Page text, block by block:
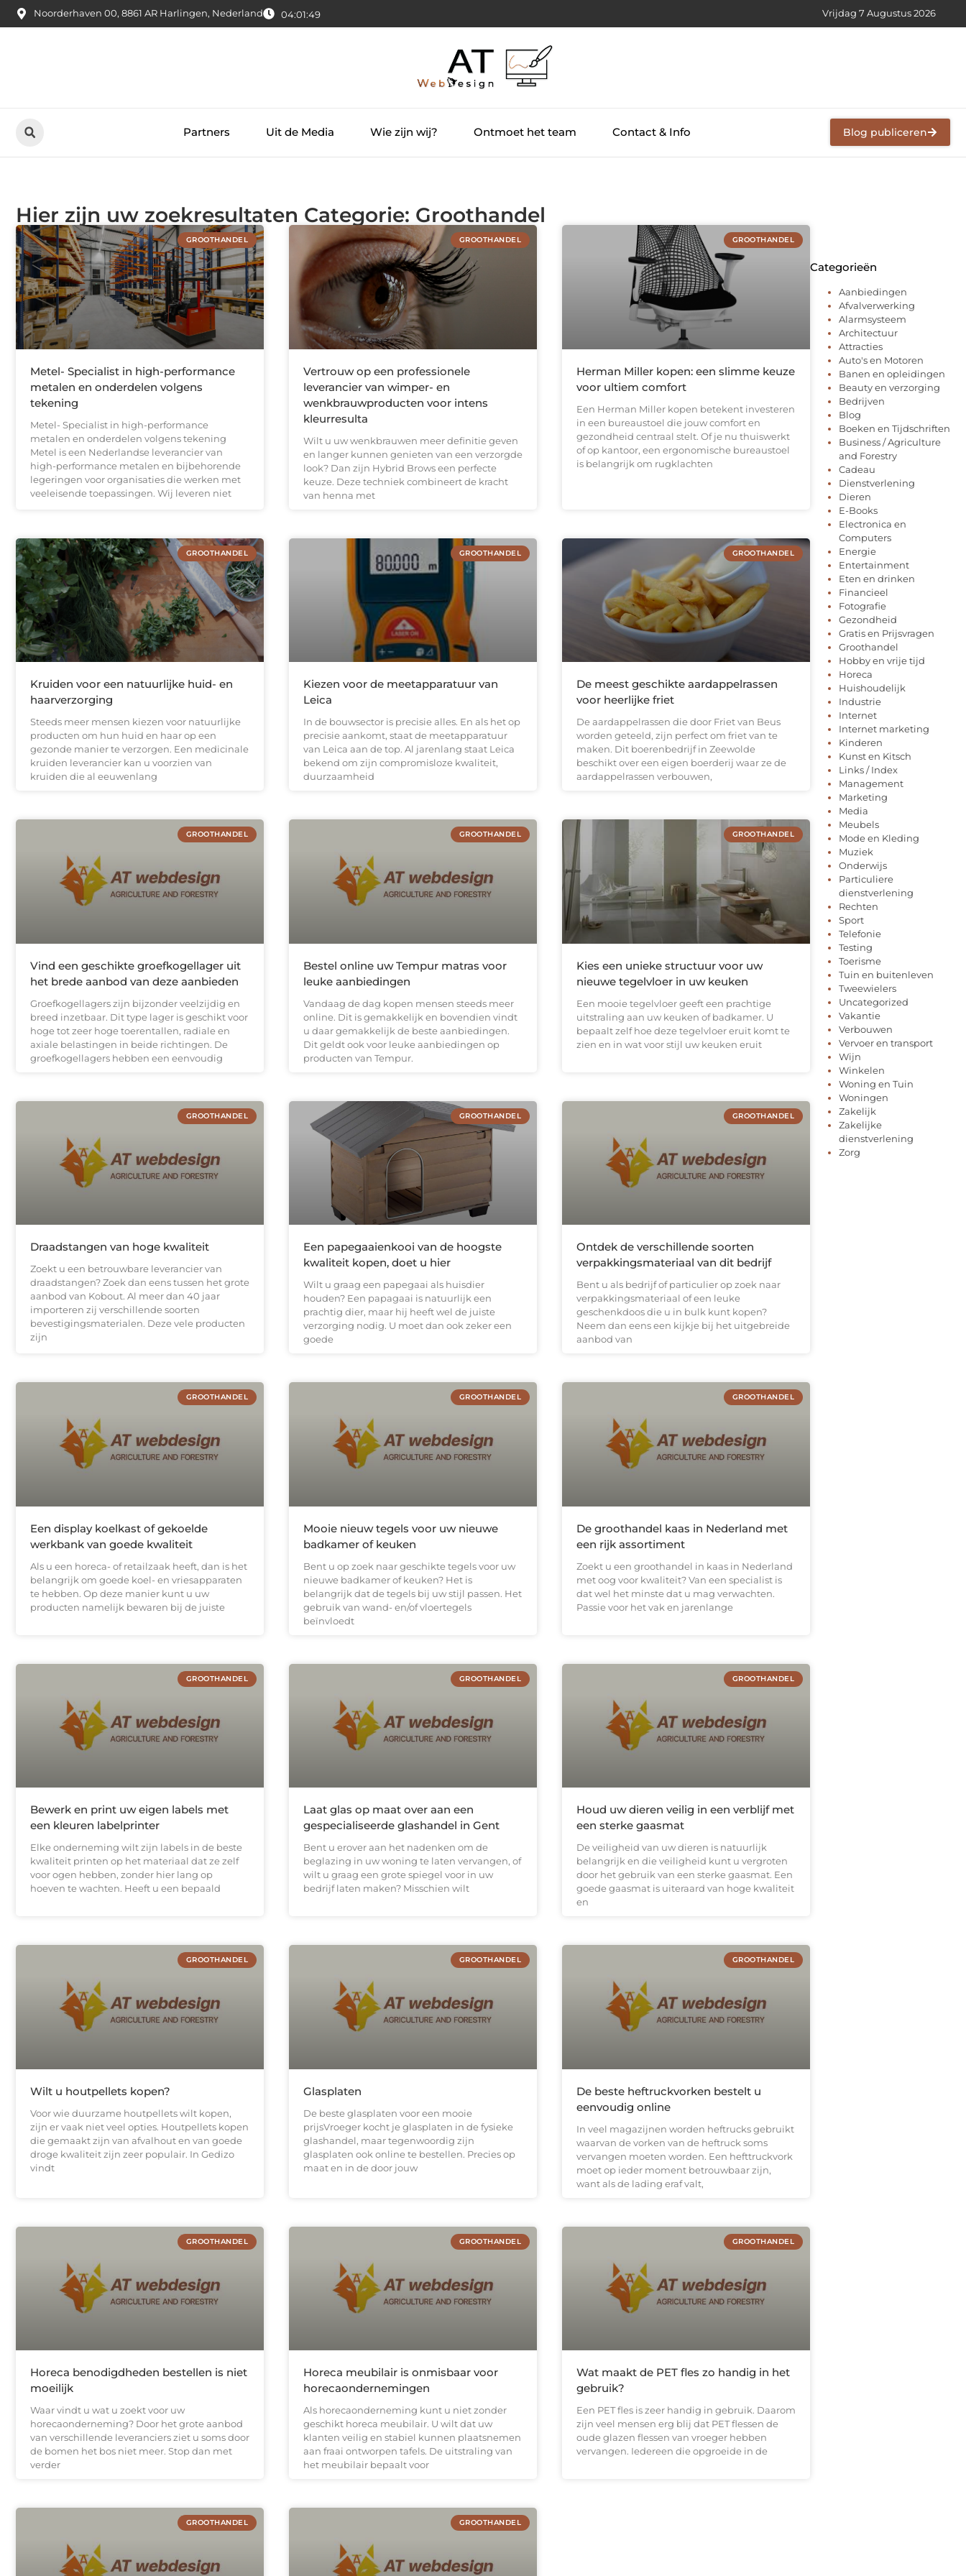
Noorderhaven 00, 8861 AR Harlingen, Nederland 04:01:50 Vrijdag 7 Augustus 2026
Partners Uit de Media Wie zijn wij? Ontmoet het team Contact & Info Blog publiceren
Hier zijn uw zoekresultaten Categorie: Groothandel
GROOTHANDEL
Metel- Specialist in high-performance
metalen en onderdelen volgens
tekening
Metel- Specialist in high-performance
metalen en onderdelen volgens tekening
Metel is een Nederlandse leverancier van
high-performance metalen en bijbehorende
legeringen voor organisaties die werken met
veeleisende toepassingen. Wij leveren niet
GROOTHANDEL
Vertrouw op een professionele
leverancier van wimper- en
wenkbrauwproducten voor intens
kleurresulta
Wilt u uw wenkbrauwen meer definitie geven
en langer kunnen genieten van een verzorgde
look? Dan zijn Hybrid Brows een perfecte
keuze. Deze techniek combineert de kracht
van henna met
GROOTHANDEL
Herman Miller kopen: een slimme keuze
voor ultiem comfort
Een Herman Miller kopen betekent investeren
in een bureaustoel die jouw comfort en
gezondheid centraal stelt. Of je nu thuiswerkt
of op kantoor, een ergonomische bureaustoel
is belangrijk om rugklachten
GROOTHANDEL
Kruiden voor een natuurlijke huid- en
haarverzorging
Steeds meer mensen kiezen voor natuurlijke
producten om hun huid en haar op een
gezonde manier te verzorgen. Een medicinale
kruiden leverancier kan u voorzien van
kruiden die al eeuwenlang
GROOTHANDEL
Kiezen voor de meetapparatuur van
Leica
In de bouwsector is precisie alles. En als het op
precisie aankomt, staat de meetapparatuur
van Leica aan de top. Al jarenlang staat Leica
bekend om zijn compromisloze kwaliteit,
duurzaamheid
GROOTHANDEL
De meest geschikte aardappelrassen
voor heerlijke friet
De aardappelrassen die door Friet van Beus
worden geteeld, zijn perfect om friet van te
maken. Dit boerenbedrijf in Zeewolde
beschikt over een eigen boerderij waar ze de
aardappelrassen verbouwen,
GROOTHANDEL
Vind een geschikte groefkogellager uit
het brede aanbod van deze aanbieden
Groefkogellagers zijn bijzonder veelzijdig en
breed inzetbaar. Dit type lager is geschikt voor
hoge tot zeer hoge toerentallen, radiale en
axiale belastingen in beide richtingen. De
groefkogellagers hebben een eenvoudig
GROOTHANDEL
Bestel online uw Tempur matras voor
leuke aanbiedingen
Vandaag de dag kopen mensen steeds meer
online. Dit is gemakkelijk en bovendien vindt
u daar gemakkelijk de beste aanbiedingen.
Dit geldt ook voor leuke aanbiedingen op
producten van Tempur.
GROOTHANDEL
Kies een unieke structuur voor uw
nieuwe tegelvloer in uw keuken
Een mooie tegelvloer geeft een prachtige
uitstraling aan uw keuken of badkamer. U
bepaalt zelf hoe deze tegelvloer eruit komt te
zien en in wat voor stijl uw keuken eruit
GROOTHANDEL
Draadstangen van hoge kwaliteit
Zoekt u een betrouwbare leverancier van
draadstangen? Zoek dan eens tussen het grote
aanbod van Kobout. Al meer dan 40 jaar
importeren zij verschillende soorten
bevestigingsmaterialen. Deze vele producten
zijn
GROOTHANDEL
Een papegaaienkooi van de hoogste
kwaliteit kopen, doet u hier
Wilt u graag een papegaai als huisdier
houden? Een papagaai is natuurlijk een
prachtig dier, maar hij heeft wel de juiste
verzorging nodig. U moet dan ook zeker een
goede
GROOTHANDEL
Ontdek de verschillende soorten
verpakkingsmateriaal van dit bedrijf
Bent u als bedrijf of particulier op zoek naar
verpakkingsmateriaal of een leuke
geschenkdoos die u in bulk kunt kopen?
Neem dan eens een kijkje bij het uitgebreide
aanbod van
GROOTHANDEL
Een display koelkast of gekoelde
werkbank van goede kwaliteit
Als u een horeca- of retailzaak heeft, dan is het
belangrijk om goede koel- en vriesapparaten
te hebben. Op deze manier kunt u uw
producten namelijk bewaren bij de juiste
GROOTHANDEL
Mooie nieuw tegels voor uw nieuwe
badkamer of keuken
Bent u op zoek naar geschikte tegels voor uw
nieuwe badkamer of keuken? Het is
belangrijk dat de tegels bij uw stijl passen. Het
gebruik van wand- en/of vloertegels
beïnvloedt
GROOTHANDEL
De groothandel kaas in Nederland met
een rijk assortiment
Zoekt u een groothandel in kaas in Nederland
met oog voor kwaliteit? Van een specialist is
dat wel het minste dat u mag verwachten.
Passie voor het vak en jarenlange
GROOTHANDEL
Bewerk en print uw eigen labels met
een kleuren labelprinter
Elke onderneming wilt zijn labels in de beste
kwaliteit printen op het materiaal dat ze zelf
voor ogen hebben, zonder hier lang op
hoeven te wachten. Heeft u een bepaald
GROOTHANDEL
Laat glas op maat over aan een
gespecialiseerde glashandel in Gent
Bent u erover aan het nadenken om de
beglazing in uw woning te laten vervangen, of
wilt u graag een grote spiegel voor in uw
bedrijf laten maken? Misschien wilt
GROOTHANDEL
Houd uw dieren veilig in een verblijf met
een sterke gaasmat
De veiligheid van uw dieren is natuurlijk
belangrijk en die veiligheid kunt u vergroten
door het gebruik van een sterke gaasmat. Een
goede gaasmat is uiteraard van hoge kwaliteit
en
GROOTHANDEL
Wilt u houtpellets kopen?
Voor wie duurzame houtpellets wilt kopen,
zijn er vaak niet veel opties. Houtpellets kopen
die gemaakt zijn van afvalhout en van goede
droge kwaliteit zijn zeer populair. In Gedizo
vindt
GROOTHANDEL
Glasplaten
De beste glasplaten voor een mooie
prijsVroeger kocht je glasplaten in de fysieke
glashandel, maar tegenwoordig zijn
glasplaten ook online te bestellen. Precies op
maat en in de door jouw
GROOTHANDEL
De beste heftruckvorken bestelt u
eenvoudig online
In veel magazijnen worden heftrucks gebruikt
waarvan de vorken van de heftruck soms
vervangen moeten worden. Een hefttruckvork
moet op ieder moment betrouwbaar zijn,
want als de lading eraf valt,
GROOTHANDEL
Horeca benodigdheden bestellen is niet
moeilijk
Waar vindt u wat u zoekt voor uw
horecaonderneming? Door het grote aanbod
van verschillende leveranciers ziet u soms door
de bomen het bos niet meer. Stop dan met
verder
GROOTHANDEL
Horeca meubilair is onmisbaar voor
horecaondernemingen
Als horecaonderneming kunt u niet zonder
geschikt horeca meubilair. U wilt dat uw
klanten veilig en stabiel kunnen plaatsnemen
aan fraai ontworpen tafels. De uitstraling van
het meubilair bepaalt voor
GROOTHANDEL
Wat maakt de PET fles zo handig in het
gebruik?
Een PET fles is zeer handig in gebruik. Daarom
zijn veel mensen erg blij dat PET flessen de
oude glazen flessen van vroeger hebben
vervangen. Iedereen die opgroeide in de
GROOTHANDEL GROOTHANDEL
Categorieën
Aanbiedingen
Afvalverwerking
Alarmsysteem
Architectuur
Attracties
Auto's en Motoren
Banen en opleidingen
Beauty en verzorging
Bedrijven
Blog
Boeken en Tijdschriften
Business / Agriculture
and Forestry
Cadeau
Dienstverlening
Dieren
E-Books
Electronica en
Computers
Energie
Entertainment
Eten en drinken
Financieel
Fotografie
Gezondheid
Gratis en Prijsvragen
Groothandel
Hobby en vrije tijd
Horeca
Huishoudelijk
Industrie
Internet
Internet marketing
Kinderen
Kunst en Kitsch
Links / Index
Management
Marketing
Media
Meubels
Mode en Kleding
Muziek
Onderwijs
Particuliere
dienstverlening
Rechten
Sport
Telefonie
Testing
Toerisme
Tuin en buitenleven
Tweewielers
Uncategorized
Vakantie
Verbouwen
Vervoer en transport
Wijn
Winkelen
Woning en Tuin
Woningen
Zakelijk
Zakelijke
dienstverlening
Zorg